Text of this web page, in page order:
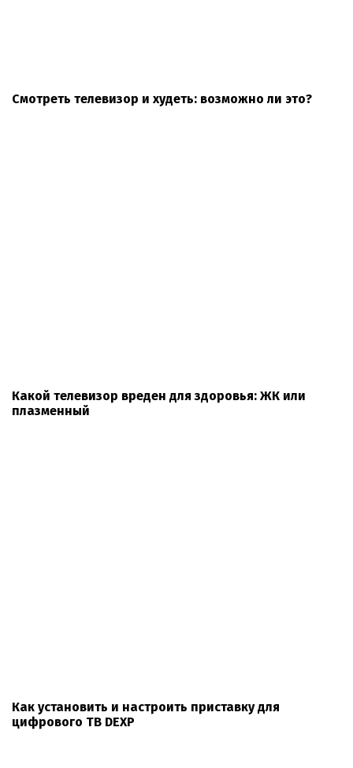
Смотреть телевизор и худеть: возможно ли это?
Какой телевизор вреден для здоровья: ЖК или
плазменный
Как установить и настроить приставку для
цифрового ТВ DEXP